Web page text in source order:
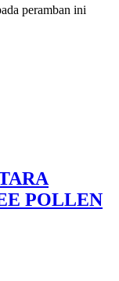
peramban ini
POLLEN